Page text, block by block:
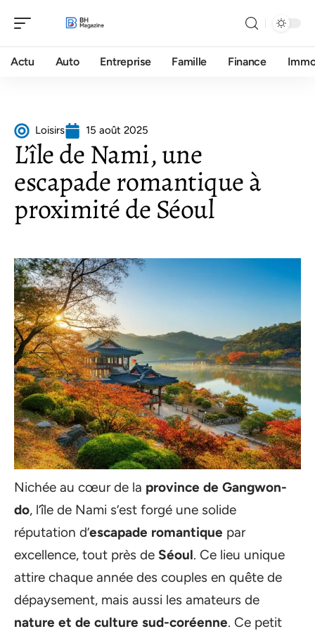
Actu Auto Entreprise Famille Finance
Loisirs 15 août 2025
L’île de Nami, une
escapade romantique à
proximité de Séoul
Nichée au cœur de la province de Gangwon-
do, l’île de Nami s’est forgé une solide
réputation d’escapade romantique par
excellence, tout près de Séoul. Ce lieu unique
attire chaque année des couples en quête de
dépaysement, mais aussi les amateurs de
nature et de culture sud-coréenne. Ce petit